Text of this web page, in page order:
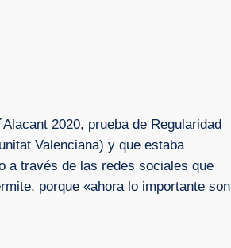
2020, prueba de Regularidad
Valenciana) y que estaba
a través de las redes sociales que
porque «ahora lo importante son